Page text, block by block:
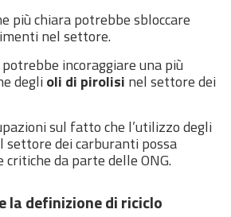
più chiara potrebbe sbloccare
nel settore.
incoraggiare una più
degli oli di pirolisi nel settore dei
sul fatto che l’utilizzo degli
settore dei carburanti possa
critiche da parte delle ONG.
la definizione di riciclo